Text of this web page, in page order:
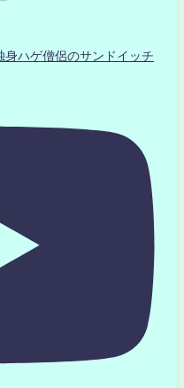
ハゲ僧侶のサンドイッチ